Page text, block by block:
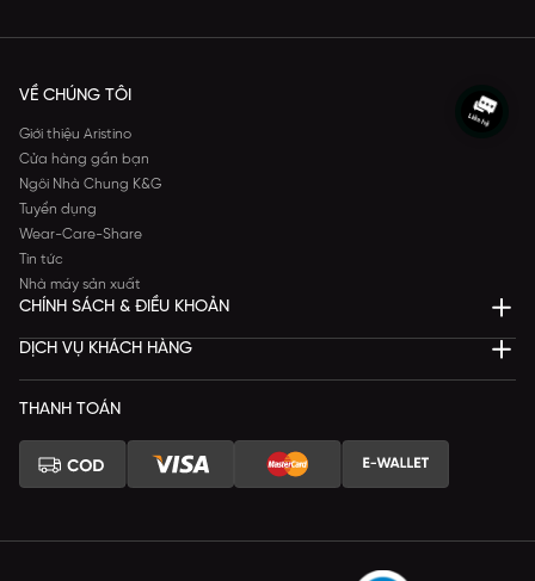
VỀ CHÚNG TÔI
Giới thiệu Aristino
Cửa hàng gần bạn
Ngôi Nhà Chung K&G
Tuyển dụng
Wear-Care-Share
Tin tức
Nhà máy sản xuất
CHÍNH SÁCH & ĐIỀU KHOẢN
DỊCH VỤ KHÁCH HÀNG
THANH TOÁN